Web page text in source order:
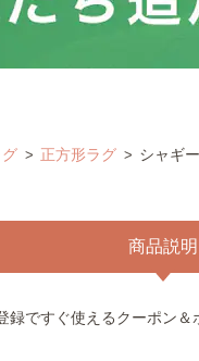
正方形ラグ シャギ
商品説明
録ですぐ使えるクーポン＆